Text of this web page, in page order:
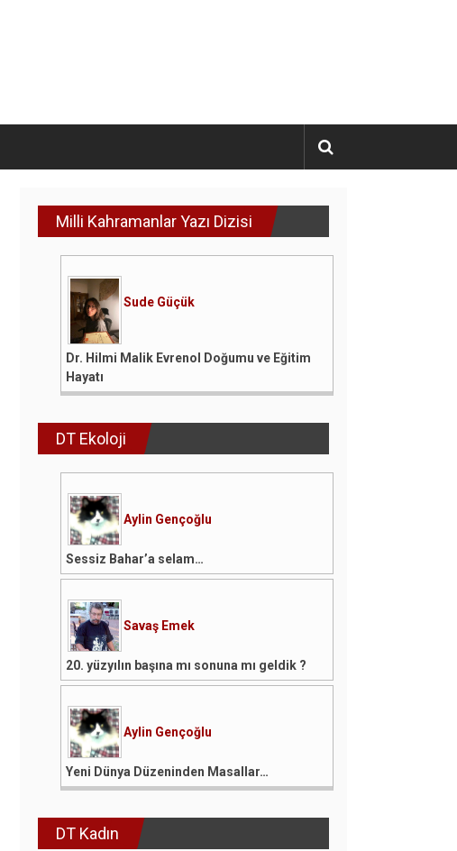
Milli Kahramanlar Yazı Dizisi
Sude Güçük
Dr. Hilmi Malik Evrenol Doğumu ve Eğitim
Hayatı
DT Ekoloji
Aylin Gençoğlu
Sessiz Bahar’a selam…
Savaş Emek
20. yüzyılın başına mı sonuna mı geldik ?
Aylin Gençoğlu
Yeni Dünya Düzeninden Masallar…
DT Kadın